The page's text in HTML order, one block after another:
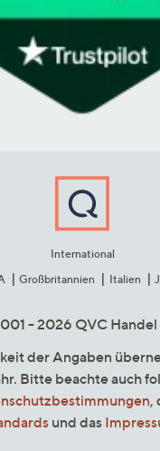
International
Großbritannien Italien
- 2026 QVC Handel
der Angaben
Bitte beachte auch
,
und das